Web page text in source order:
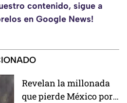
contenido, sigue a
en Google News!
Revelan la millonada
que pierde México por